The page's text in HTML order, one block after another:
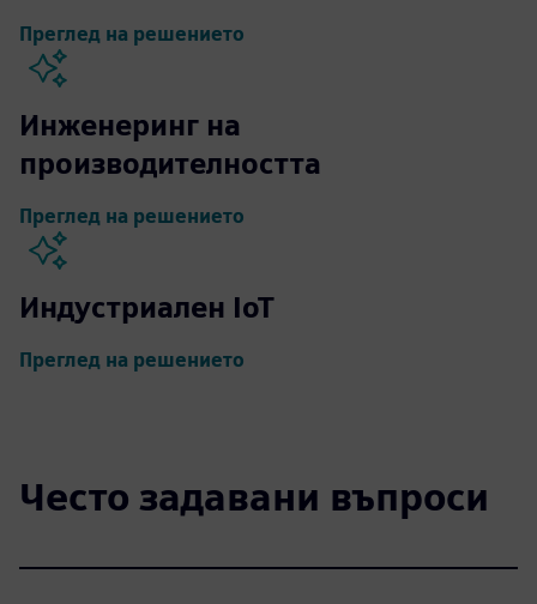
Преглед на решението
Инженеринг на
производителността
Преглед на решението
Индустриален IoT
Преглед на решението
Често задавани въпроси